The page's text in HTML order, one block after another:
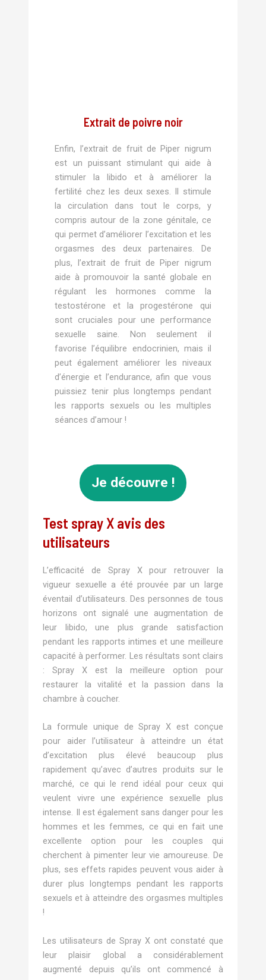
Extrait de poivre noir
Enfin, l’extrait de fruit de Piper nigrum
est un puissant stimulant qui aide à
stimuler la libido et à améliorer la
fertilité chez les deux sexes. Il stimule
la circulation dans tout le corps, y
compris autour de la zone génitale, ce
qui permet d’améliorer l’excitation et les
orgasmes des deux partenaires. De
plus, l’extrait de fruit de Piper nigrum
aide à promouvoir la santé globale en
régulant les hormones comme la
testostérone et la progestérone qui
sont cruciales pour une performance
sexuelle saine. Non seulement il
favorise l’équilibre endocrinien, mais il
peut également améliorer les niveaux
d’énergie et l’endurance, afin que vous
puissiez tenir plus longtemps pendant
les rapports sexuels ou les multiples
séances d’amour !
Je découvre !
Test spray X avis des
utilisateurs
L’efficacité de Spray X pour retrouver la
vigueur sexuelle a été prouvée par un large
éventail d’utilisateurs. Des personnes de tous
horizons ont signalé une augmentation de
leur libido, une plus grande satisfaction
pendant les rapports intimes et une meilleure
capacité à performer. Les résultats sont clairs
: Spray X est la meilleure option pour
restaurer la vitalité et la passion dans la
chambre à coucher.
La formule unique de Spray X est conçue
pour aider l’utilisateur à atteindre un état
d’excitation plus élevé beaucoup plus
rapidement qu’avec d’autres produits sur le
marché, ce qui le rend idéal pour ceux qui
veulent vivre une expérience sexuelle plus
intense. Il est également sans danger pour les
hommes et les femmes, ce qui en fait une
excellente option pour les couples qui
cherchent à pimenter leur vie amoureuse. De
plus, ses effets rapides peuvent vous aider à
durer plus longtemps pendant les rapports
sexuels et à atteindre des orgasmes multiples
!
Les utilisateurs de Spray X ont constaté que
leur plaisir global a considérablement
augmenté depuis qu’ils ont commencé à